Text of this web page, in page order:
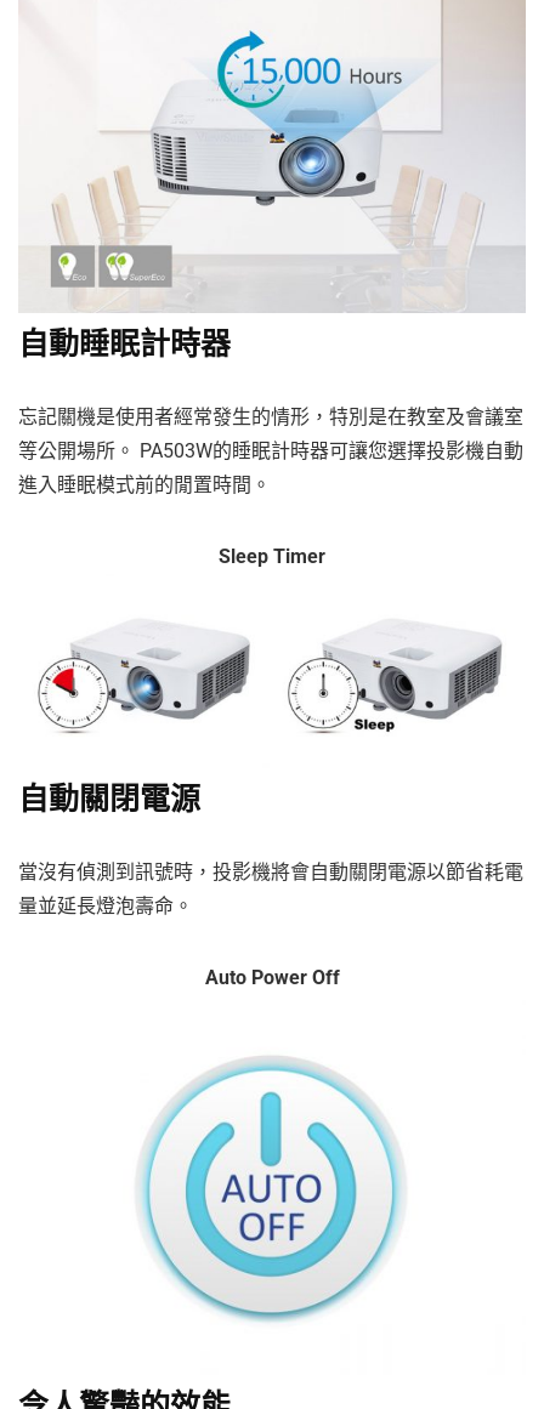
自動睡眠計時器
忘記關機是使用者經常發生的情形，特別是在教室及會議室
等公開場所。 PA503W的睡眠計時器可讓您選擇投影機自動
進入睡眠模式前的閒置時間。
Sleep Timer
自動關閉電源
當沒有偵測到訊號時，投影機將會自動關閉電源以節省耗電
量並延長燈泡壽命。
Auto Power Off